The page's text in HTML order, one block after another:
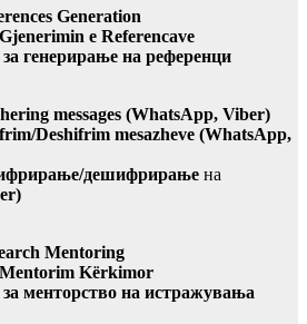
Generation
e Referencave
генерирање на референци
messages (WhatsApp, Viber)
Deshifrim mesazheve (WhatsApp,
дешифрирање на
Mentoring
Kërkimor
менторство на истражувања